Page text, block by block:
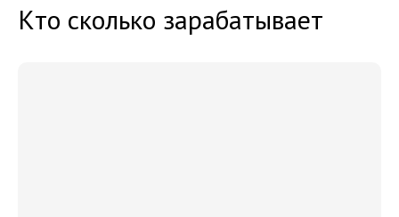
Кто сколько зарабатывает